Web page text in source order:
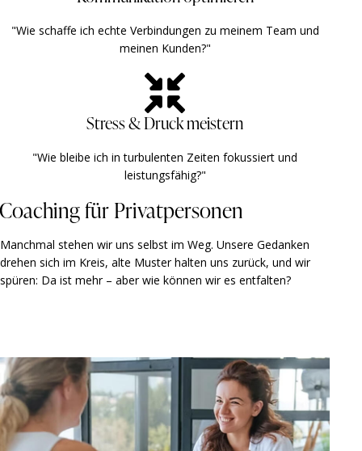
"Wie schaffe ich echte Verbindungen zu meinem Team und
meinen Kunden?" ​ ​
Stress & Druck meistern
"Wie bleibe ich in turbulenten Zeiten fokussiert und
leistungsfähig?" ​ ​
Coaching für Privatpersonen
Manchmal stehen wir uns selbst im Weg. Unsere Gedanken
drehen sich im Kreis, alte Muster halten uns zurück, und wir
spüren: Da ist mehr – aber wie können wir es entfalten?